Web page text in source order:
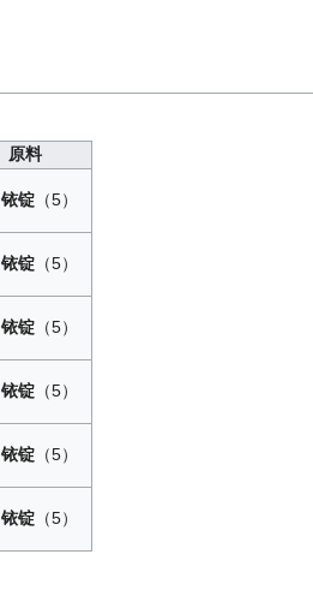
原料
铱锭（5）
铱锭（5）
铱锭（5）
铱锭（5）
铱锭（5）
铱锭（5）